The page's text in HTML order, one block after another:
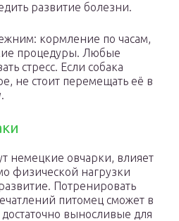
развитие болезни.
кормление по часам,
процедуры. Любые
стресс. Если собака
не стоит перемещать её в
немецкие овчарки, влияет
физической нагрузки
Потренировать
питомец сможет в
выносливые для